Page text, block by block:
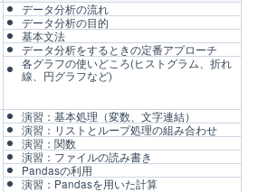
データ分析の流れ
データ分析の目的
基本文法
データ分析をするときの定番アプローチ
各グラフの使いどころ(ヒストグラム、折れ
線、円グラフなど)
演習：基本処理（変数、文字連結）
演習：リストとループ処理の組み合わせ
演習：関数
演習：ファイルの読み書き
Pandasの利用
演習：Pandasを用いた計算